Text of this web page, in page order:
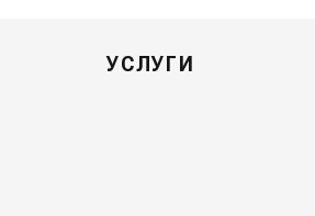
УСЛУГИ